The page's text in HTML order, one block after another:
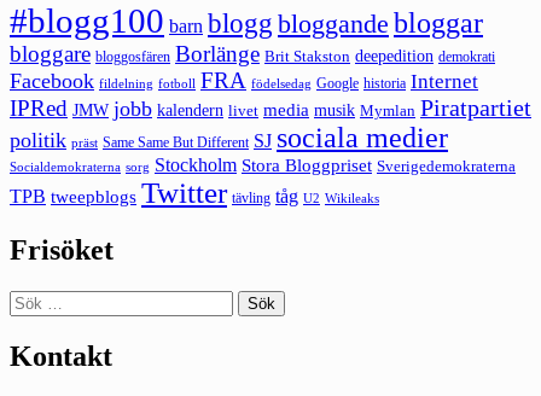
#blogg100 barn blogg bloggande bloggar
bloggare bloggosfären Borlänge Brit Stakston deepedition demokrati
Facebook fildelning fotboll FRA födelsedag Google historia Internet
IPRed JMW jobb kalendern livet media musik Mymlan Piratpartiet
politik präst Same Same But Different SJ sociala medier
Socialdemokraterna sorg Stockholm Stora Bloggpriset Sverigedemokraterna
TPB tweepblogs Twitter tävling tåg U2 Wikileaks
Frisöket
Sök
efter:
Kontakt